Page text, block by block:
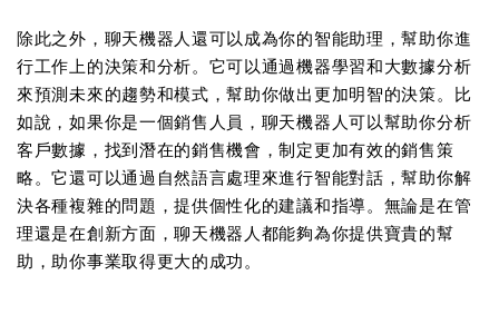
除此之外，聊天機器人還可以成為你的智能助理，幫助你進
行工作上的決策和分析。它可以通過機器學習和大數據分析
來預測未來的趨勢和模式，幫助你做出更加明智的決策。比
如說，如果你是一個銷售人員，聊天機器人可以幫助你分析
客戶數據，找到潛在的銷售機會，制定更加有效的銷售策
略。它還可以通過自然語言處理來進行智能對話，幫助你解
決各種複雜的問題，提供個性化的建議和指導。無論是在管
理還是在創新方面，聊天機器人都能夠為你提供寶貴的幫
助，助你事業取得更大的成功。